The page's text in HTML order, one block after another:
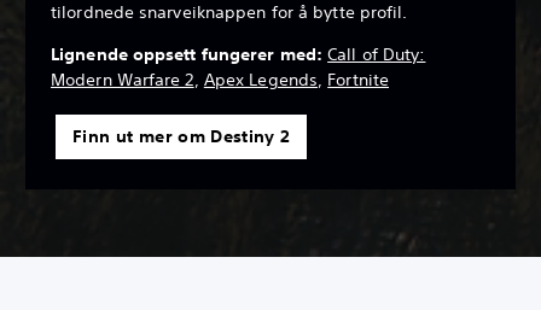
tilordnede snarveiknappen for å bytte profil.
Lignende oppsett fungerer med:Call of Duty:
Modern Warfare 2, Apex Legends, Fortnite
Finn ut mer om Destiny 2